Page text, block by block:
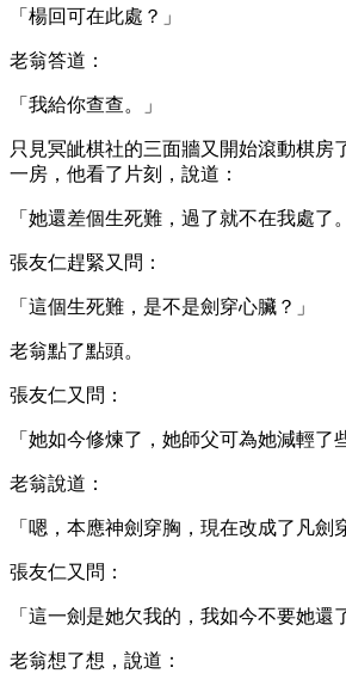
「楊回可在此處？」
老翁答道：
「我給你查查。」
只見冥皉棋社的三面牆又開始滾動棋房
一房，他看了片刻，說道：
「她還差個生死難，過了就不在我處了
張友仁趕緊又問：
「這個生死難，是不是劍穿心臟？」
老翁點了點頭。
張友仁又問：
「她如今修煉了，她師父可為她減輕了
老翁說道：
「嗯，本應神劍穿胸，現在改成了凡劍
張友仁又問：
「這一劍是她欠我的，我如今不要她還
老翁想了想，說道：